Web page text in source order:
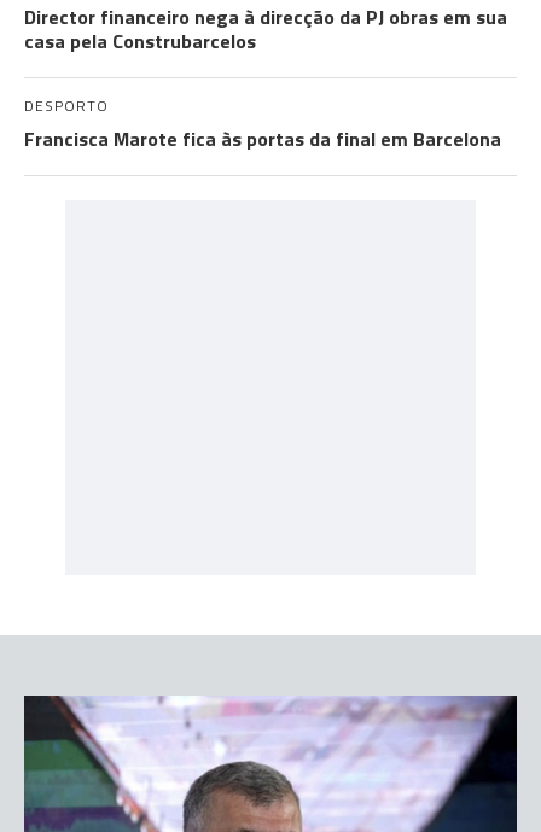
Director financeiro nega à direcção da PJ obras em sua
casa pela Construbarcelos
DESPORTO
Francisca Marote fica às portas da final em Barcelona